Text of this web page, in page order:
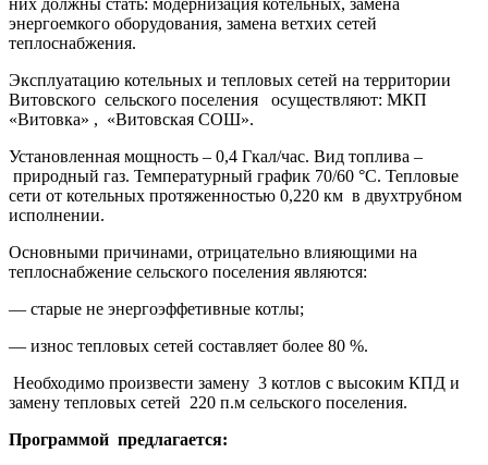
энергоемкого оборудования, замена ветхих сетей
теплоснабжения.
Эксплуатацию котельных и тепловых сетей на территории
Витовского сельского поселения осуществляют: МКП
«Витовка» , «Витовская СОШ».
Установленная мощность – 0,4 Гкал/час. Вид топлива –
природный газ. Температурный график 70/60 °С. Тепловые
сети от котельных протяженностью 0,220 км в двухтрубном
исполнении.
Основными причинами, отрицательно влияющими на
теплоснабжение сельского поселения являются:
— старые не энергоэффетивные котлы;
— износ тепловых сетей составляет более 80 %.
Необходимо произвести замену 3 котлов с высоким КПД и
замену тепловых сетей 220 п.м сельского поселения.
Программой предлагается: